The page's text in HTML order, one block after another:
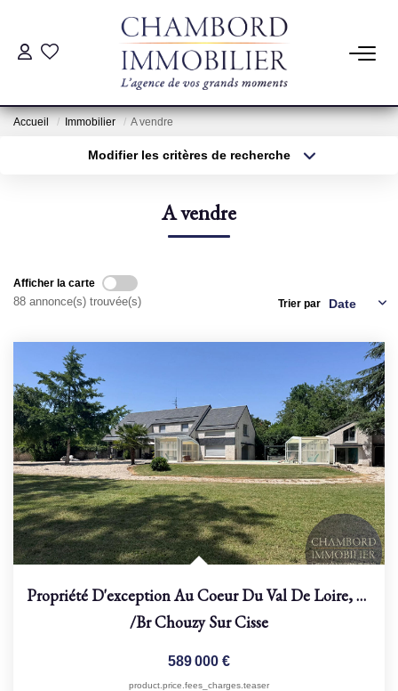
ACHAT
Pré-Estimation
NOS AGENCES
Qui Sommes Nous
Nous Rejoindre
Nos Actualités
Contact
ESPACE CLIENT
Accueil Immobilier A vendre
Modifier les critères de recherche
A vendre
Afficher la carte
88 annonce(s) trouvée(s) Trier par
Propriété D'exception Au Coeur Du Val De Loire, Patrimoine...
/brChouzy Sur Cisse
589 000 €
product.price.fees_charges.teaser